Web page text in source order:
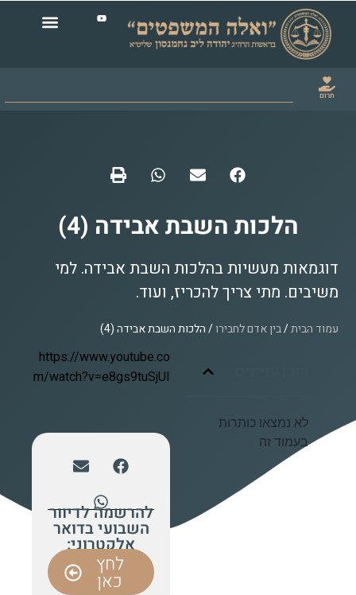
תרום
הלכות השבת אבידה (4)
דוגמאות מעשיות בהלכות השבת אבידה. למי
משיבים. מתי צריך להכריז, ועוד.
עמוד הבית/בין אדם לחבירו/ הלכות השבת אבידה (4)
לא נמצאו כותרות
בעמוד זה
https://www.youtube.co
m/watch?v=e8gs9tuSjUI
להרשמה לדיוור
השבועי בדואר
אלקטרוני:
לחץ
כאן